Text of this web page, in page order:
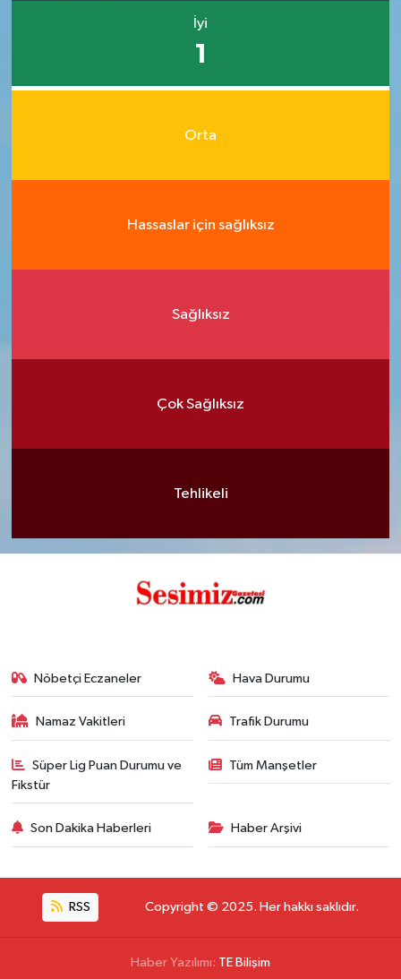
İyi
1
Orta
Hassaslar için sağlıksız
Sağlıksız
Çok Sağlıksız
Tehlikeli
Nöbetçi Eczaneler Hava Durumu
Namaz Vakitleri Trafik Durumu
Süper Lig Puan Durumu ve
Fikstür
Tüm Manşetler
Son Dakika Haberleri Haber Arşivi
RSS Copyright © 2025. Her hakkı saklıdır.
Haber Yazılımı: TE Bilişim